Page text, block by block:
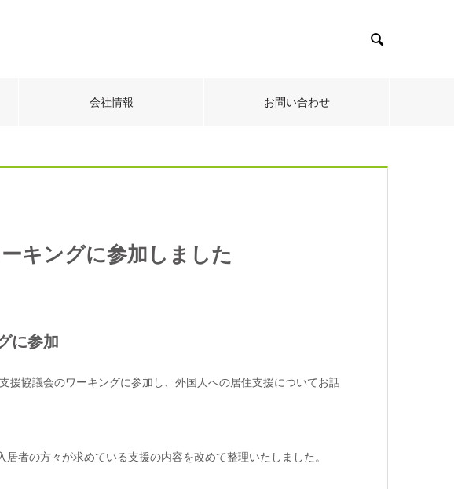

会社情報 お問い合わせ
キングに参加しました
に参加
援協議会のワーキングに参加し、外国人への居住支援についてお話
者の方々が求めている支援の内容を改めて整理いたしました。